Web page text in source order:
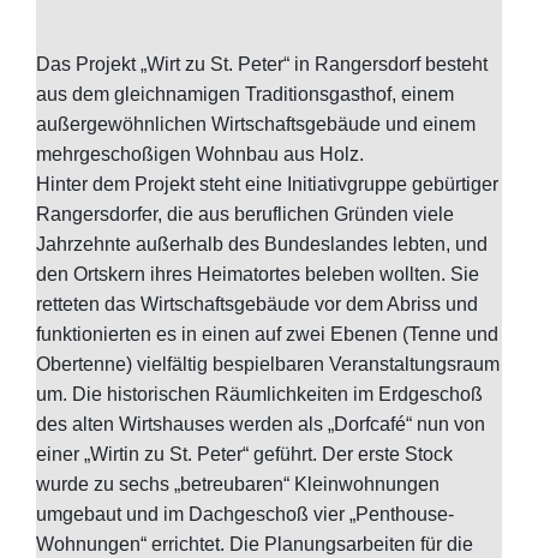
Das Projekt „Wirt zu St. Peter“ in Rangersdorf besteht
aus dem gleichnamigen Traditionsgasthof, einem
außergewöhnlichen Wirtschaftsgebäude und einem
mehrgeschoßigen Wohnbau aus Holz.
Hinter dem Projekt steht eine Initiativgruppe gebürtiger
Rangersdorfer, die aus beruflichen Gründen viele
Jahrzehnte außerhalb des Bundeslandes lebten, und
den Ortskern ihres Heimatortes beleben wollten. Sie
retteten das Wirtschaftsgebäude vor dem Abriss und
funktionierten es in einen auf zwei Ebenen (Tenne und
Obertenne) vielfältig bespielbaren Veranstaltungsraum
um. Die historischen Räumlichkeiten im Erdgeschoß
des alten Wirtshauses werden als „Dorfcafé“ nun von
einer „Wirtin zu St. Peter“ geführt. Der erste Stock
wurde zu sechs „betreubaren“ Kleinwohnungen
umgebaut und im Dachgeschoß vier „Penthouse-
Wohnungen“ errichtet. Die Planungsarbeiten für die